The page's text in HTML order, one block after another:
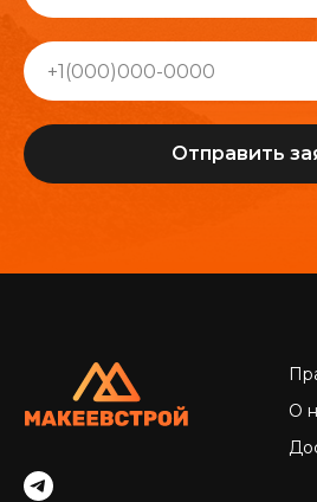
Отправить
О